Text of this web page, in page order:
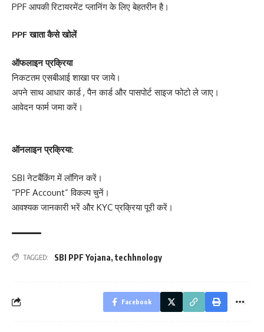
PPF आपकी रिटायरमेंट प्लानिंग के लिए बेहतरीन है।
PPF खाता कैसे खोलें
ऑफलाइन प्रक्रिया
निकटतम एसबीआई शाखा पर जाये।
अपने साथ आधार कार्ड , पैन कार्ड और पासपोर्ट साइज फोटो ले जाए।
आवेदन फार्म जमा करें।
ऑनलाइन प्रक्रिया:
SBI नेटबैंकिंग में लॉगिन करें।
“PPF Account” विकल्प चुनें।
आवश्यक जानकारी भरें और KYC प्रक्रिया पूरी करें।
TAGGED: SBI PPF Yojana, techhnology
Facebook